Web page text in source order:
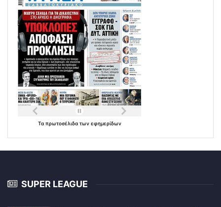
Τα πρωτοσέλιδα των εφημερίδων
SUPER LEAGUE